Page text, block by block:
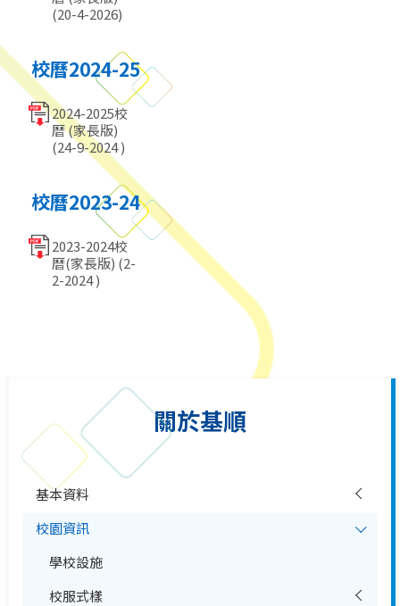
(20-4-2026)
校曆2024-25
2024-2025校
曆 (家長版)
(24-9-2024 )
校曆2023-24
2023-2024校
曆(家長版) (2-
2-2024 )
關於基順
基本資料
校園資訊
學校設施
校服式樣